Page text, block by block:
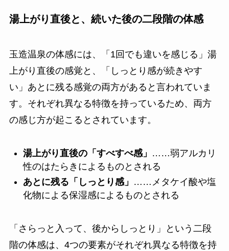
湯上がり直後と、続いた後の二段階の体感
玉造温泉の体感には、「1回でも違いを感じる」湯
上がり直後の感覚と、「しっとり感が続きやす
い」あとに残る感覚の両方があると言われていま
す。それぞれ異なる特徴を持っているため、両方
の感じ方が起こるとされています。
湯上がり直後の「すべすべ感」 ……弱アルカリ
性のはたらきによるものとされる
あとに残る「しっとり感」 ……メタケイ酸や塩
化物による保湿感によるものとされる
「さらっと入って、後からしっとり」という二段
階の体感は、4つの要素がそれぞれ異なる特徴を持